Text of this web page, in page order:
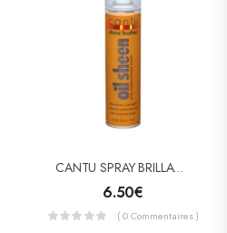
CANTU SPRAY BRILLANCE BEURRE DE KARITÉ (OIL SHEEN)
6.50€
( 0 Commentaires )